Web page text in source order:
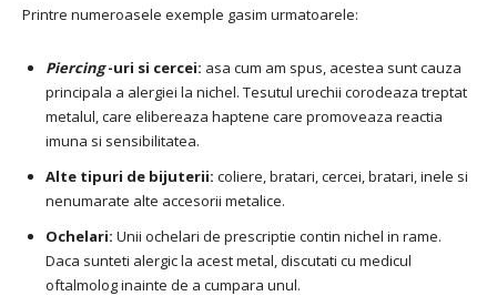
Printre numeroasele exemple gasim urmatoarele:
Piercing-uri si cercei: asa cum am spus, acestea sunt cauza
principala a alergiei la nichel. Tesutul urechii corodeaza treptat
metalul, care elibereaza haptene care promoveaza reactia
imuna si sensibilitatea.
Alte tipuri de bijuterii: coliere, bratari, cercei, bratari, inele si
nenumarate alte accesorii metalice.
Ochelari: Unii ochelari de prescriptie contin nichel in rame.
Daca sunteti alergic la acest metal, discutati cu medicul
oftalmolog inainte de a cumpara unul.